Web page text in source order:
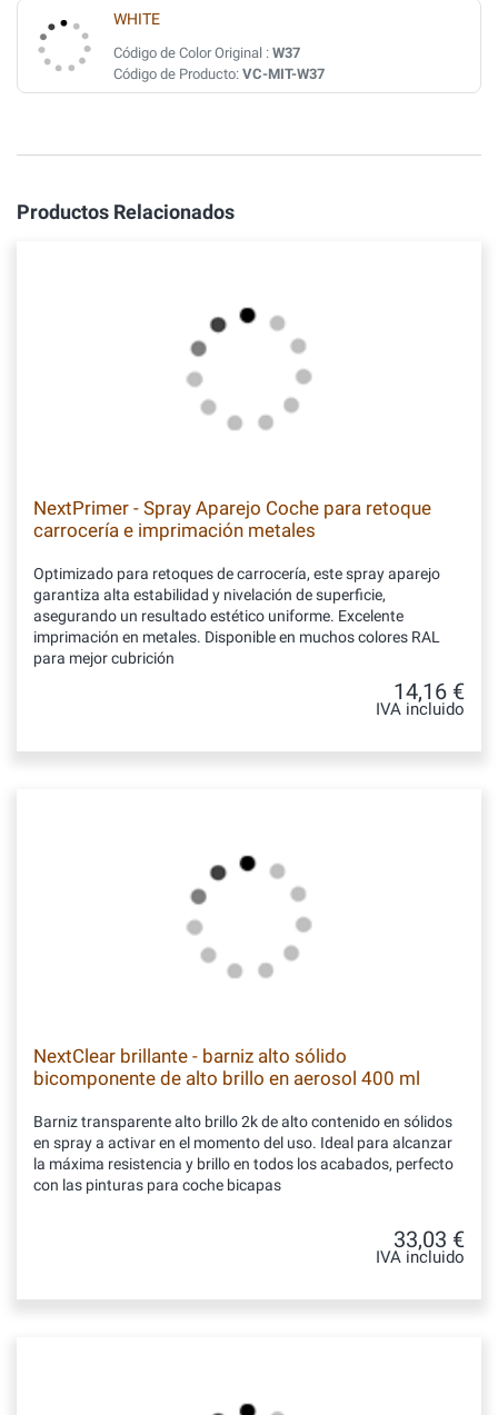
WHITE
Código de Color Original : W37
Código de Producto: VC-MIT-W37
Productos Relacionados
NextPrimer - Spray Aparejo Coche para retoque
carrocería e imprimación metales
Optimizado para retoques de carrocería, este spray aparejo
garantiza alta estabilidad y nivelación de superficie,
asegurando un resultado estético uniforme. Excelente
imprimación en metales. Disponible en muchos colores RAL
para mejor cubrición
14,16 €
IVA incluido
NextClear brillante - barniz alto sólido
bicomponente de alto brillo en aerosol 400 ml
Barniz transparente alto brillo 2k de alto contenido en sólidos
en spray a activar en el momento del uso. Ideal para alcanzar
la máxima resistencia y brillo en todos los acabados, perfecto
con las pinturas para coche bicapas
33,03 €
IVA incluido